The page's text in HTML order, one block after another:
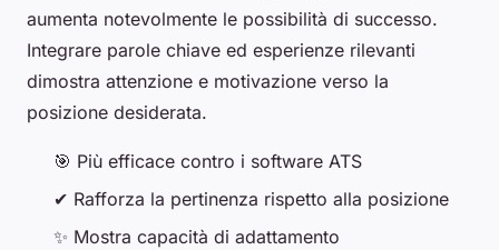
aumenta notevolmente le possibilità di successo.
Integrare parole chiave ed esperienze rilevanti
dimostra attenzione e motivazione verso la
posizione desiderata.
🎯 Più efficace contro i software ATS
✔ Rafforza la pertinenza rispetto alla posizione
✨ Mostra capacità di adattamento